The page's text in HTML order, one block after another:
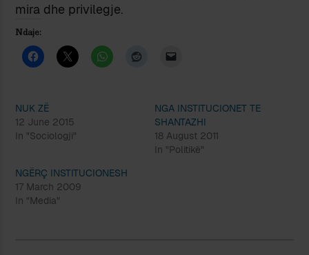
mira dhe privilegje.
Ndaje:
NUK ZË
12 June 2015
In "Sociologji"
NGA INSTITUCIONET TE
SHANTAZHI
18 August 2011
In "Politikë"
NGËRÇ INSTITUCIONESH
17 March 2009
In "Media"